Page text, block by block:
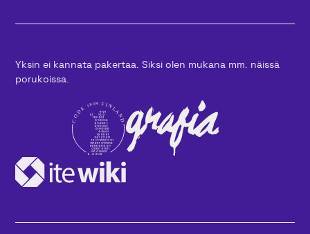
Yksin ei kannata pakertaa. Siksi olen mukana mm. näissä
porukoissa.